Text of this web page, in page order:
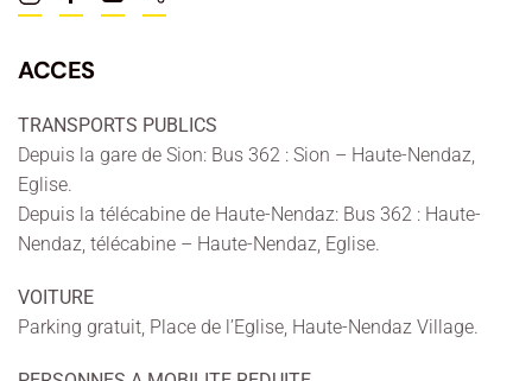
ACCES
TRANSPORTS PUBLICS
Depuis la gare de Sion: Bus 362 : Sion – Haute-Nendaz,
Eglise.
Depuis la télécabine de Haute-Nendaz: Bus 362 : Haute-
Nendaz, télécabine – Haute-Nendaz, Eglise.
VOITURE
Parking gratuit, Place de l’Eglise, Haute-Nendaz Village.